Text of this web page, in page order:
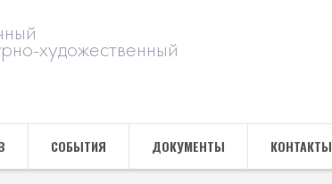
художественный
СОБЫТИЯ ДОКУМЕНТЫ КОНТАКТЫ